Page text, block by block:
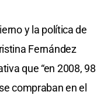
y la política de
Fernández
que “en 2008, 98
compraban en el